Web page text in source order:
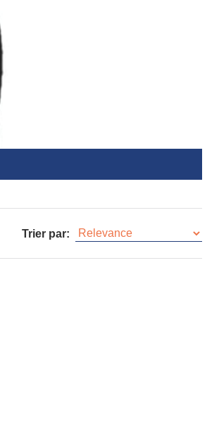
Trier par: